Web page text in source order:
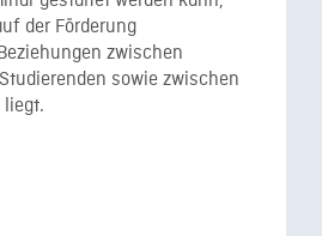
der Förderung
zwischen
sowie zwischen
liegt.